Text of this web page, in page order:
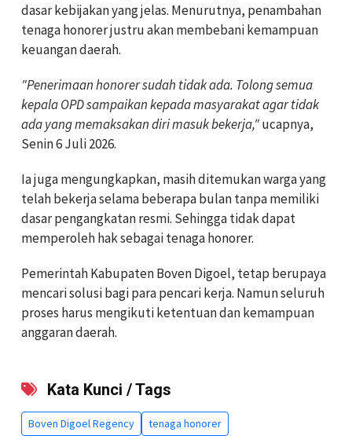
dasar kebijakan yang jelas. Menurutnya, penambahan
tenaga honorer justru akan membebani kemampuan
keuangan daerah.
"Penerimaan honorer sudah tidak ada. Tolong semua
kepala OPD sampaikan kepada masyarakat agar tidak
ada yang memaksakan diri masuk bekerja,"ucapnya,
Senin 6 Juli 2026.
Ia juga mengungkapkan, masih ditemukan warga yang
telah bekerja selama beberapa bulan tanpa memiliki
dasar pengangkatan resmi. Sehingga tidak dapat
memperoleh hak sebagai tenaga honorer.
Pemerintah Kabupaten Boven Digoel, tetap berupaya
mencari solusi bagi para pencari kerja. Namun seluruh
proses harus mengikuti ketentuan dan kemampuan
anggaran daerah.
Kata Kunci / Tags
Boven Digoel Regency tenaga honorer